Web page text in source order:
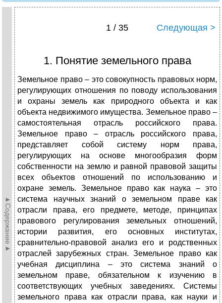
►Содержание►
1 / 35 Следующая >
1. Понятие земельного права
Земельное право – это совокупность правовых норм,
регулирующих отношения по поводу использования
и охраны земель как природного объекта и как
объекта недвижимого имущества. Земельное право –
самостоятельная отрасль российского права.
Земельное право – отрасль российского права,
представляет собой систему норм права,
регулирующих на основе многообразия форм
собственности на землю и равной правовой защиты
всех объектов отношений по использованию и
охране земель. Земельное право как наука – это
система научных знаний о земельном праве как
отрасли права, его предмете, методе, принципах
правового регулирования земельных отношений,
истории развития, его основных институтах,
сравнительно-правовой анализ его и родственных
отраслей зарубежных стран. Земельное право как
учебная дисциплина – это система знаний о
земельном праве, обязательном к изучению в
соответствующих учебных заведениях. Системы
земельного права как отрасли права, как науки и